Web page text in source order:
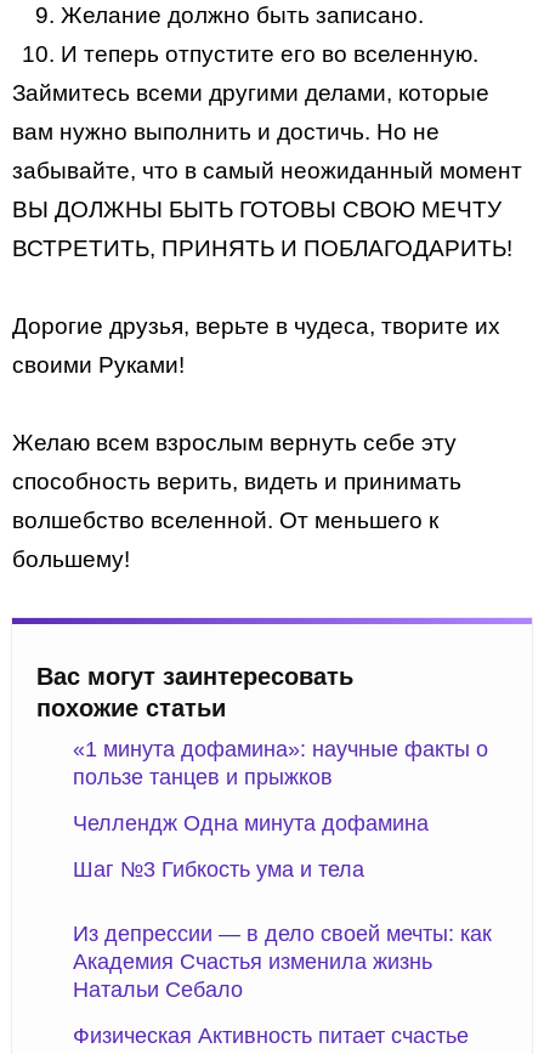
Желание должно быть записано.
И теперь отпустите его во вселенную.
Займитесь всеми другими делами, которые
вам нужно выполнить и достичь. Но не
забывайте, что в самый неожиданный момент
ВЫ ДОЛЖНЫ БЫТЬ ГОТОВЫ СВОЮ МЕЧТУ
ВСТРЕТИТЬ, ПРИНЯТЬ И ПОБЛАГОДАРИТЬ!
Дорогие друзья, верьте в чудеса, творите их
своими Руками!
Желаю всем взрослым вернуть себе эту
способность верить, видеть и принимать
волшебство вселенной. От меньшего к
большему!
Вас могут заинтересовать
похожие статьи
«1 минута дофамина»: научные факты о
пользе танцев и прыжков
Челлендж Одна минута дофамина
Шаг №3 Гибкость ума и тела
Из депрессии — в дело своей мечты: как
Академия Счастья изменила жизнь
Натальи Себало
Физическая Активность питает счастье